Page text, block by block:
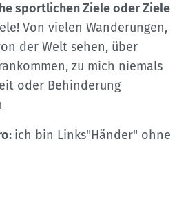
sportlichen Ziele oder Ziele
Von vielen Wanderungen,
der Welt sehen, über
zu mich niemals
oder Behinderung
ich bin Links"Händer" ohne